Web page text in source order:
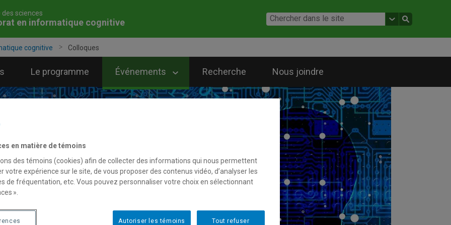
des sciences
en informatique cognitive
cognitive Colloques
Le programme Événements Recherche Nous joindre
en matière de témoins
des témoins (cookies) afin de collecter des informations qui nous permettent
votre expérience sur le site, de vous proposer des contenus vidéo, d’analyser les
de fréquentation, etc. Vous pouvez personnaliser votre choix en sélectionnant
».
Tout refuser
Autoriser les témoins